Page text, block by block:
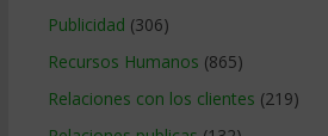
Publicidad (306)
Recursos Humanos (865)
Relaciones con los clientes (219)